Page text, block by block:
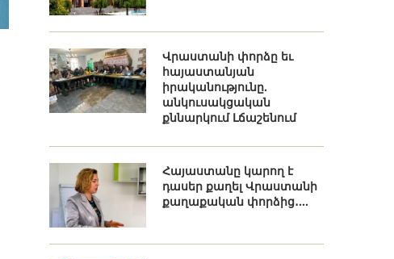
Վրաստանի փորձը եւ
հայաստանյան
իրականությունը.
անկուսակցական
քննարկում Լճաշենում
Հայաստանը կարող է
դասեր քաղել Վրաստանի
քաղաքական փորձից․...